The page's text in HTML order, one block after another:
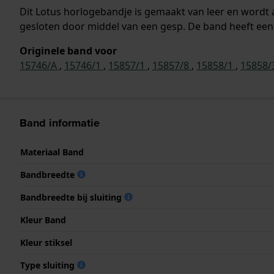
Dit Lotus horlogebandje is gemaakt van leer en
gesloten door middel van een gesp. De band heeft
Originele band voor
15746/A , 15746/1 , 15857/1 , 15857/8 , 15858/1 , 15858/
Band informatie
Materiaal Band
Bandbreedte
Bandbreedte bij sluiting
Kleur Band
Kleur stiksel
Type sluiting